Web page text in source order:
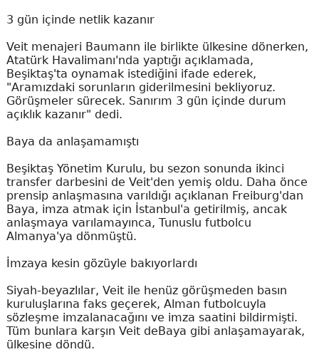
3 gün içinde netlik kazanır
Veit menajeri Baumann ile birlikte ülkesine dönerken,
Atatürk Havalimanı'nda yaptığı açıklamada,
Beşiktaş'ta oynamak istediğini ifade ederek,
"Aramızdaki sorunların giderilmesini bekliyoruz.
Görüşmeler sürecek. Sanırım 3 gün içinde durum
açıklık kazanır" dedi.
Baya da anlaşamamıştı
Beşiktaş Yönetim Kurulu, bu sezon sonunda ikinci
transfer darbesini de Veit'den yemiş oldu. Daha önce
prensip anlaşmasına varıldığı açıklanan Freiburg'dan
Baya, imza atmak için İstanbul'a getirilmiş, ancak
anlaşmaya varılamayınca, Tunuslu futbolcu
Almanya'ya dönmüştü.
İmzaya kesin gözüyle bakıyorlardı
Siyah-beyazlılar, Veit ile henüz görüşmeden basın
kuruluşlarına faks geçerek, Alman futbolcuyla
sözleşme imzalanacağını ve imza saatini bildirmişti.
Tüm bunlara karşın Veit deBaya gibi anlaşamayarak,
ülkesine döndü.